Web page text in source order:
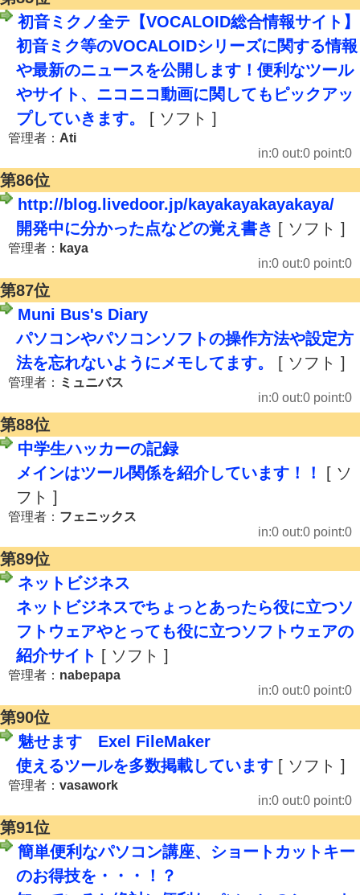
初音ミクノ全テ【VOCALOID総合情報サイト】
初音ミク等のVOCALOIDシリーズに関する情報
や最新のニュースを公開します！便利なツール
やサイト、ニコニコ動画に関してもピックアッ
プしていきます。
[ ソフト ]
管理者： Ati
in:0 out:0 point:0
第86位
http://blog.livedoor.jp/kayakayakayakaya/
開発中に分かった点などの覚え書き [ ソフト ]
管理者： kaya
in:0 out:0 point:0
第87位
Muni Bus's Diary
パソコンやパソコンソフトの操作方法や設定方
法を忘れないようにメモしてます。
[ ソフト ]
管理者： ミュニバス
in:0 out:0 point:0
第88位
中学生ハッカーの記録
メインはツール関係を紹介しています！！
[ ソ
フト ]
管理者： フェニックス
in:0 out:0 point:0
第89位
ネットビジネス
ネットビジネスでちょっとあったら役に立つソ
フトウェアやとっても役に立つソフトウェアの
紹介サイト [ ソフト ]
管理者： nabepapa
in:0 out:0 point:0
第90位
魅せます Exel FileMaker
使えるツールを多数掲載しています [ ソフト ]
管理者： vasawork
in:0 out:0 point:0
第91位
簡単便利なパソコン講座、ショートカットキー
のお得技を・・・！？